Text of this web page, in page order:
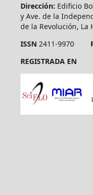
Dirección: Edificio
y Ave. de la
de la Revolución, La
ISSN2411-9970
REGISTRADA EN